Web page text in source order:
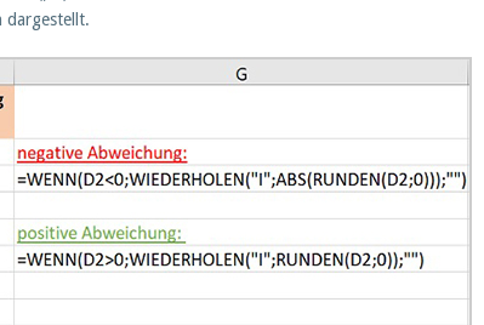
dargestellt.